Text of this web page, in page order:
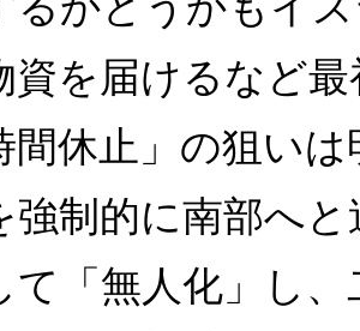
資を届けるなど
間休止」の狙い
強制的に南部へ
て「無人化」し